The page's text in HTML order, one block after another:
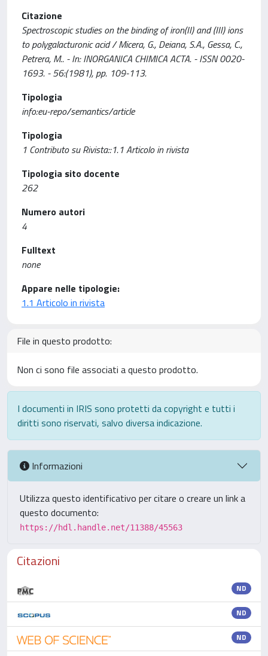
Citazione
Spectroscopic studies on the binding of iron(II) and (III) ions
to polygalacturonic acid / Micera, G., Deiana, S.A., Gessa, C.,
Petrera, M.. - In: INORGANICA CHIMICA ACTA. - ISSN 0020-
1693. - 56:(1981), pp. 109-113.
Tipologia
info:eu-repo/semantics/article
Tipologia
1 Contributo su Rivista::1.1 Articolo in rivista
Tipologia sito docente
262
Numero autori
4
Fulltext
none
Appare nelle tipologie:
1.1 Articolo in rivista
File in questo prodotto:
Non ci sono file associati a questo prodotto.
I documenti in IRIS sono protetti da copyright e tutti i
diritti sono riservati, salvo diversa indicazione.
Informazioni
Utilizza questo identificativo per citare o creare un link a
questo documento:
https://hdl.handle.net/11388/45563
Citazioni
ND
ND
ND